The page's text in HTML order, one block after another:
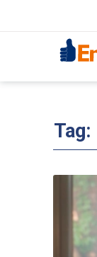
Tag: